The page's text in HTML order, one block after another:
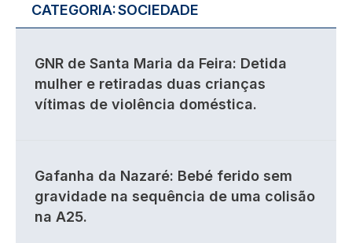
CATEGORIA:SOCIEDADE
GNR de Santa Maria da Feira: Detida
mulher e retiradas duas crianças
vítimas de violência doméstica.
Gafanha da Nazaré: Bebé ferido sem
gravidade na sequência de uma colisão
na A25.